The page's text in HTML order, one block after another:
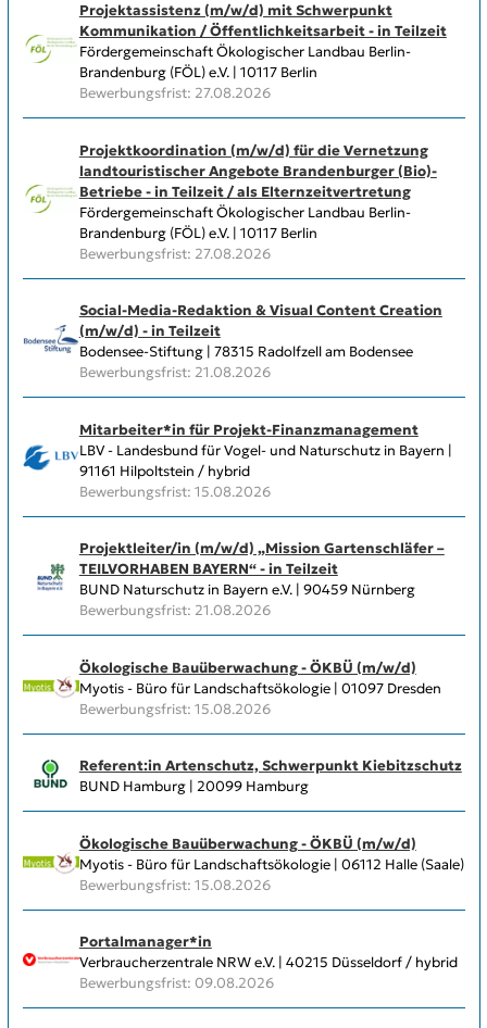
Projektassistenz (m/w/d) mit Schwerpunkt
Kommunikation / Öffentlichkeitsarbeit - in Teilzeit
Fördergemeinschaft Ökologischer Landbau Berlin-
Brandenburg (FÖL) e.V. | 10117 Berlin
Bewerbungsfrist: 27.08.2026
Projektkoordination (m/w/d) für die Vernetzung
landtouristischer Angebote Brandenburger (Bio)-
Betriebe - in Teilzeit / als Elternzeitvertretung
Fördergemeinschaft Ökologischer Landbau Berlin-
Brandenburg (FÖL) e.V. | 10117 Berlin
Bewerbungsfrist: 27.08.2026
Social-Media-Redaktion & Visual Content Creation
(m/w/d) - in Teilzeit
Bodensee-Stiftung | 78315 Radolfzell am Bodensee
Bewerbungsfrist: 21.08.2026
Mitarbeiter*in für Projekt-Finanzmanagement
LBV - Landesbund für Vogel- und Naturschutz in Bayern |
91161 Hilpoltstein / hybrid
Bewerbungsfrist: 15.08.2026
Projektleiter/in (m/w/d) „Mission Gartenschläfer –
TEILVORHABEN BAYERN“ - in Teilzeit
BUND Naturschutz in Bayern e.V. | 90459 Nürnberg
Bewerbungsfrist: 21.08.2026
Ökologische Bauüberwachung - ÖKBÜ (m/w/d)
Myotis - Büro für Landschaftsökologie | 01097 Dresden
Bewerbungsfrist: 15.08.2026
Referent:in Artenschutz, Schwerpunkt Kiebitzschutz
BUND Hamburg | 20099 Hamburg
Ökologische Bauüberwachung - ÖKBÜ (m/w/d)
Myotis - Büro für Landschaftsökologie | 06112 Halle (Saale)
Bewerbungsfrist: 15.08.2026
Portalmanager*in
Verbraucherzentrale NRW e.V. | 40215 Düsseldorf / hybrid
Bewerbungsfrist: 09.08.2026